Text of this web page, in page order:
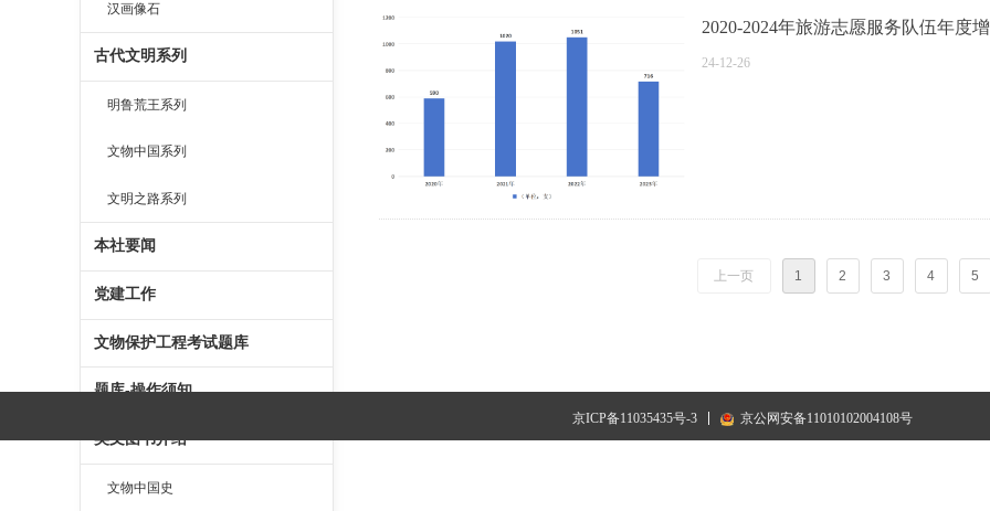
2020-2024年旅游志愿服务队伍年度
24-12-26
上一页 1 2 3 4 5
汉画像石
古代文明系列
明鲁荒王系列
文物中国系列
文明之路系列
本社要闻
党建工作
文物保护工程考试题库
题库-操作须知
英文图书介绍
文物中国史
京ICP备11035435号-3 京公网安备11010102004108号